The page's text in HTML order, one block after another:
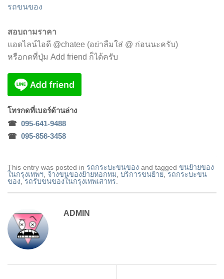
รถขนของ
สอบถามราคา
แอดไลน์ไอดี @chatee (อย่าลืมใส่ @ ก่อนนะครับ)
หรือกดที่ปุ่ม Add friend ก็ได้ครับ
โทรกดที่เบอร์ด้านล่าง
☎ 095-641-9488
☎ 095-856-3458
This entry was posted in รถกระบะขนของ and tagged ขนย้ายของ
ในกรุงเทพฯ จ้างขนของย้ายหอกทม บริการขนย้าย รถกระบะขน
ของ ,รถรับขนของในกรุงเทพเสาทร
ADMIN